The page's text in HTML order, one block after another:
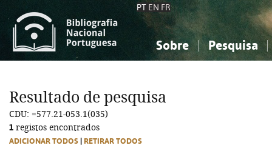
PT EN FR
Sobre Pesquisa
Ciências sociais...
Ciências sociais...
Resultado de pesquisa
CDU: =577.21-053.1(035)
1 registos encontrados
ADICIONAR TODOS RETIRAR TODOS